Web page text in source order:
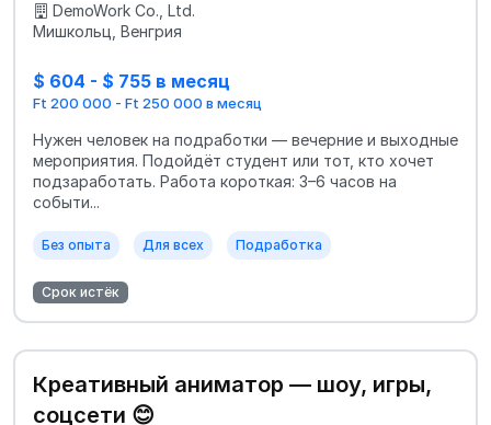
DemoWork Co., Ltd.
Мишкольц, Венгрия
$ 604 - $ 755 в месяц
Ft 200 000 - Ft 250 000 в месяц
Нужен человек на подработки — вечерние и выходные
мероприятия. Подойдёт студент или тот, кто хочет
подзаработать. Работа короткая: 3–6 часов на
событи...
Без опыта Для всех Подработка
Срок истёк
Креативный аниматор — шоу, игры,
соцсети 😊